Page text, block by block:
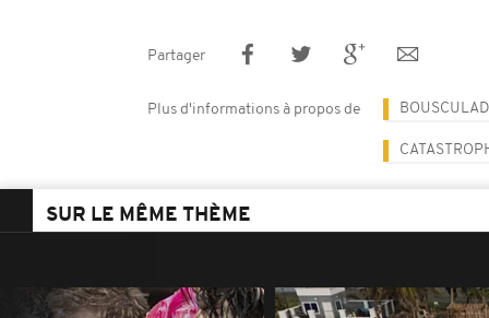
Partager
Plus d'informations à propos de
SUR LE MÊME THÈME